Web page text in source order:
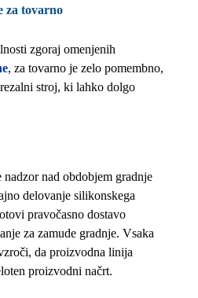
za tovarno
zgoraj omenjenih
, za tovarno je zelo pomembno,
stroj, ki lahko dolgo
nad obdobjem gradnje
delovanje silikonskega
pravočasno dostavo
za zamude gradnje. Vsaka
da proizvodna linija
proizvodni načrt.